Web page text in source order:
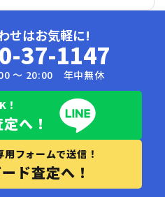
せはお気軽に!
37-1147
〜 20:00 年中無休
！
へ！
フォームで送信！
ド査定へ！